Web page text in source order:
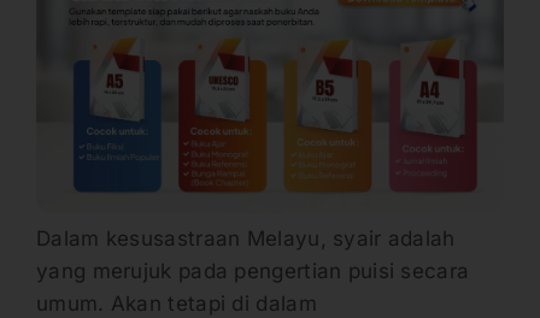
Dalam kesusastraan Melayu, syair adalah
yang merujuk pada pengertian puisi secara
umum. Akan tetapi di dalam